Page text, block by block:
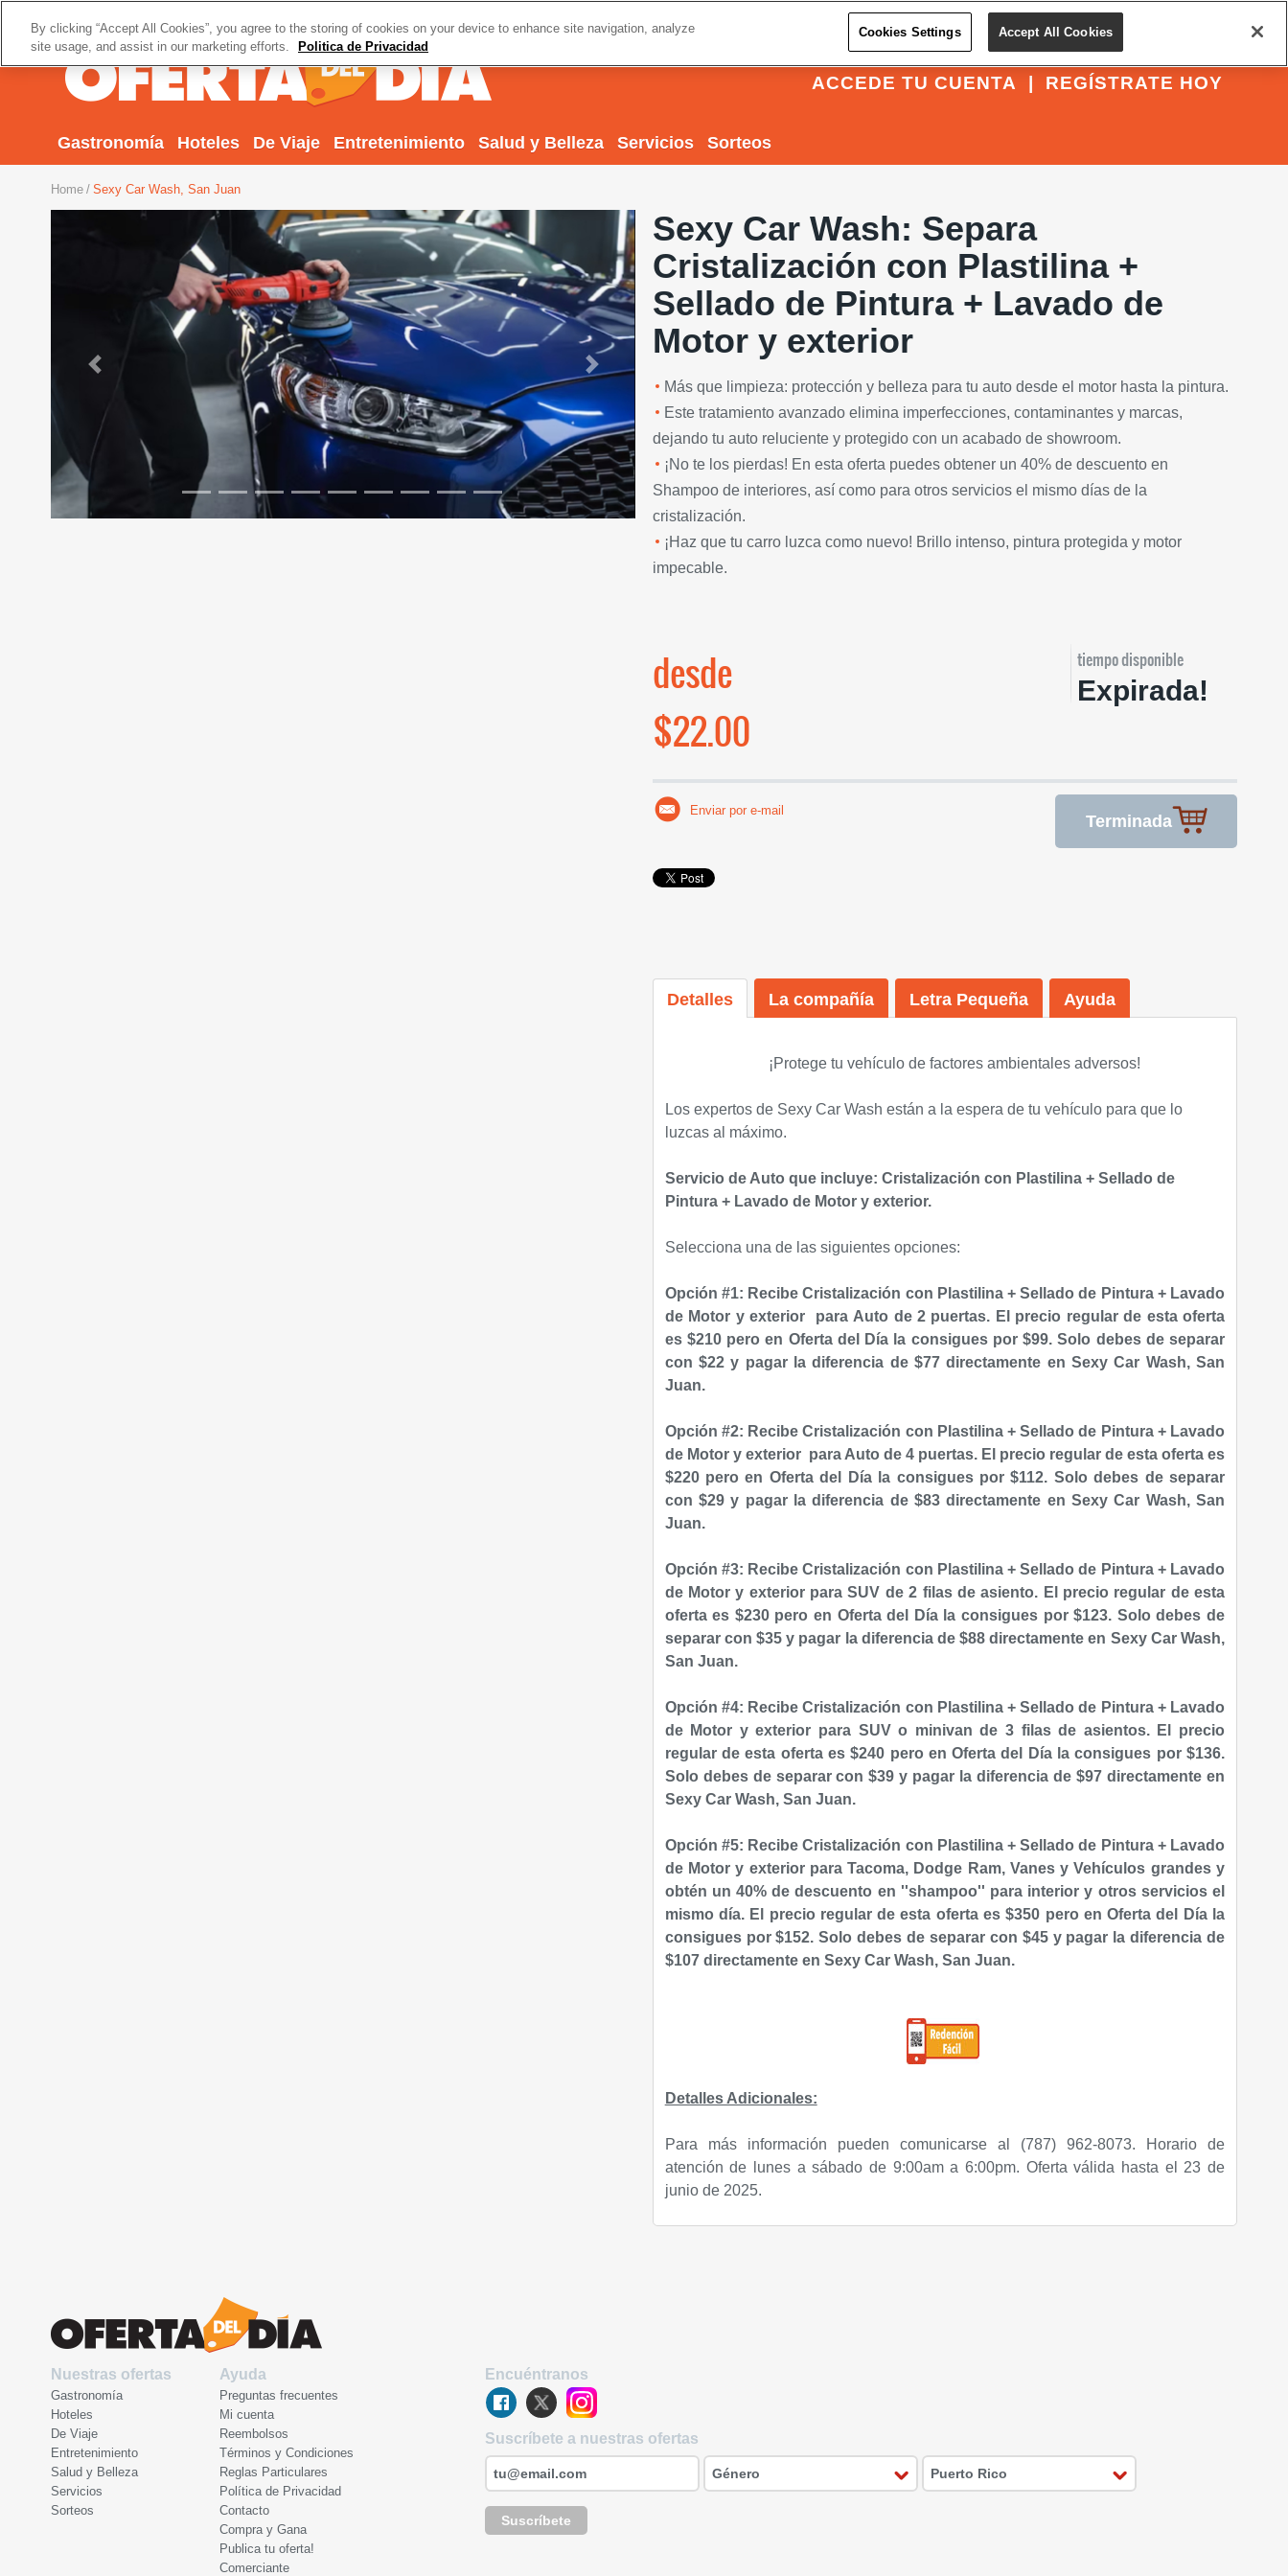
REGÍSTRATE HOY
ACCEDE TU CUENTA
Gastronomía Hoteles De Viaje Entretenimiento Salud y Belleza Servicios Sorteos
Home Sexy Car Wash, San Juan
Previous Next
Sexy Car Wash: Separa
Cristalización con Plastilina +
Sellado de Pintura + Lavado de
Motor y exterior
Más que limpieza: protección y belleza para tu auto desde el motor hasta la pintura.
Este tratamiento avanzado elimina imperfecciones, contaminantes y marcas,
dejando tu auto reluciente y protegido con un acabado de showroom.
¡No te los pierdas! En esta oferta puedes obtener un 40% de descuento en
Shampoo de interiores, así como para otros servicios el mismo días de la
cristalización.
¡Haz que tu carro luzca como nuevo! Brillo intenso, pintura protegida y motor
impecable.
desde
$22.00
tiempo disponible
Expirada!
Terminada
Enviar por e-mail
Detalles La compañía Letra Pequeña Ayuda
¡Protege tu vehículo de factores ambientales adversos!
Los expertos de Sexy Car Wash están a la espera de tu vehículo para que lo
luzcas al máximo.
Servicio de Auto que incluye: Cristalización con Plastilina + Sellado de
Pintura + Lavado de Motor y exterior.
Selecciona una de las siguientes opciones:
Opción #1: RecibeCristalización con Plastilina + Sellado de Pintura + Lavado
de Motor yexterior paraAuto de 2 puertas. El precio regular de esta oferta
es $210 pero en Oferta del Día la consigues por $99. Solo debes de separar
con $22 y pagar la diferencia de $77 directamente en Sexy Car Wash, San
Juan.
Opción #2: RecibeCristalización con Plastilina + Sellado de Pintura + Lavado
de Motor yexterior para Auto de 4 puertas. El precio regular de esta oferta es
$220 pero en Oferta del Día la consigues por $112. Solo debes de separar
con $29 y pagar la diferencia de $83 directamente en Sexy Car Wash, San
Juan.
Opción #3: RecibeCristalización con Plastilina + Sellado de Pintura + Lavado
de Motor y exterior para SUV de 2 filas de asiento. El precio regular de esta
oferta es $230 pero en Oferta del Día la consigues por $123. Solo debes de
separar con $35 y pagar la diferencia de $88 directamente en Sexy Car Wash,
San Juan.
Opción #4: Recibe Cristalización con Plastilina + Sellado de Pintura + Lavado
de Motor yexterior para SUV o minivan de 3 filas de asientos. El precio
regular de esta oferta es $240 pero en Oferta del Día la consigues por $136.
Solo debes de separar con $39 y pagar la diferencia de $97 directamente en
Sexy Car Wash, San Juan.
Opción #5: Recibe Cristalización con Plastilina + Sellado de Pintura + Lavado
de Motor y exterior para Tacoma, Dodge Ram, Vanes y Vehículos grandesy
obtén un 40% de descuento en ''shampoo'' para interior y otros servicios el
mismo día. El precio regular de esta oferta es $350 pero en Oferta del Día la
consigues por $152. Solo debes de separar con $45 y pagar la diferencia de
$107 directamente en Sexy Car Wash, San Juan.
Detalles Adicionales:
Para más información pueden comunicarse al (787) 962-8073. Horario de
atención de lunes a sábado de 9:00am a 6:00pm. Oferta válida hasta el 23 de
junio de 2025.
Nuestras ofertas
Gastronomía
Hoteles
De Viaje
Entretenimiento
Salud y Belleza
Servicios
Sorteos
Ayuda
Preguntas frecuentes
Mi cuenta
Reembolsos
Términos y Condiciones
Reglas Particulares
Política de Privacidad
Contacto
Compra y Gana
Publica tu oferta!
Comerciante
Encuéntranos
Suscríbete a nuestras ofertas
Suscríbete
By clicking “Accept All Cookies”, you agree to the storing of cookies on your device to enhance site navigation, analyze
site usage, and assist in our marketing efforts.
Politica de Privacidad
Cookies Settings Accept All Cookies